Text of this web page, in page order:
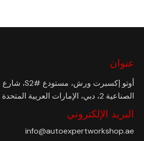
عنوان
الصناعية 2، دبي، الإمارات العربية المتحدة
البريد الإلكتروني
info@autoexpertworkshop.ae